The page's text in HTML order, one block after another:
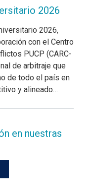
2026
2026,
con el Centro
PUCP (CARC-
de arbitraje que
de todo el país en
y alineado…
en nuestras